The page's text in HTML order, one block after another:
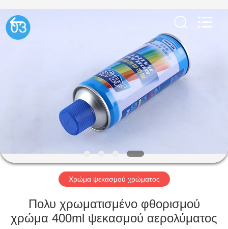
ΠΡΟΪΌΝΤΑ
ΠΕΡΊΠΟΥ
ΓΎΡΟΣ
ΕΡΓΟΣΤΑΣΊΩΝ
ΠΟΙΟΤΙΚΌΣ
Fine
Chemical
Co.,
Ltd..
Rights
Χρώμα ψεκασμού χρώματος
Πολυ χρωματισμένο φθορισμού
χρώμα 400ml ψεκασμού αερολύματος